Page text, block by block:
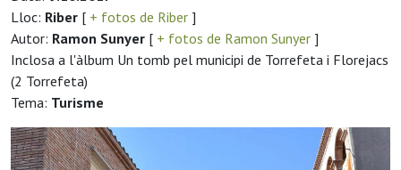
Lloc: Riber [ + fotos de Riber ]
Autor: Ramon Sunyer [ + fotos de Ramon Sunyer ]
Inclosa a l'àlbum Un tomb pel municipi de Torrefeta i Florejacs
(2 Torrefeta)
Tema: Turisme